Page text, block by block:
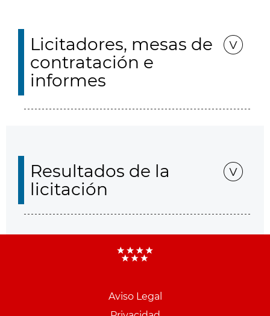
Licitadores, mesas de
contratación e
informes
Resultados de la
licitación
Aviso Legal